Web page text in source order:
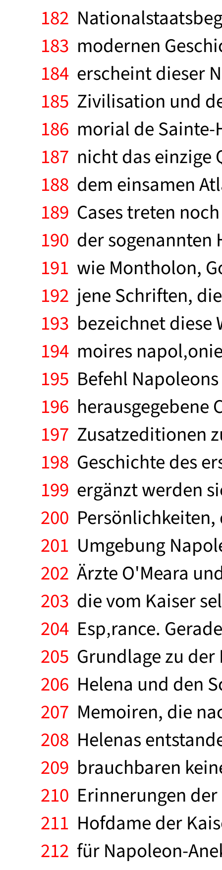
182
183 modernen
184 erscheint dieser
185 Zivilisation und
186 morial de Sainte-
187 nicht das einzige
188 dem einsamen
189 Cases treten
190 der sogenannten
191 wie Montholon,
192 jene Schriften,
193 bezeichnet diese
194 moires
195 Befehl
196 herausgegebene
197 Zusatzeditionen
198 Geschichte des
199 ergänzt werden
200
201 Umgebung
202 Ärzte O'Meara
203 die vom Kaiser
204 Esp‚rance.
205 Grundlage zu
206 Helena und den
207 Memoiren, die
208 Helenas
209 brauchbaren
210 Erinnerungen
211 Hofdame der
212 für Napoleon-